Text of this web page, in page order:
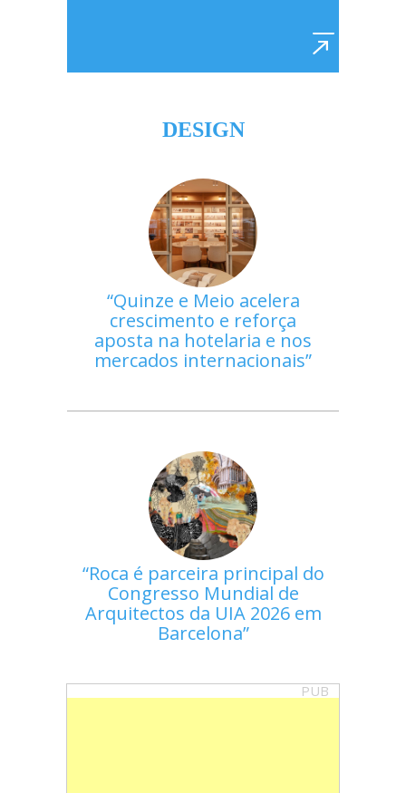
DESIGN
Quinze e Meio acelera
crescimento e reforça
aposta na hotelaria e nos
mercados internacionais
Roca é parceira principal do
Congresso Mundial de
Arquitectos da UIA 2026 em
Barcelona
PUB